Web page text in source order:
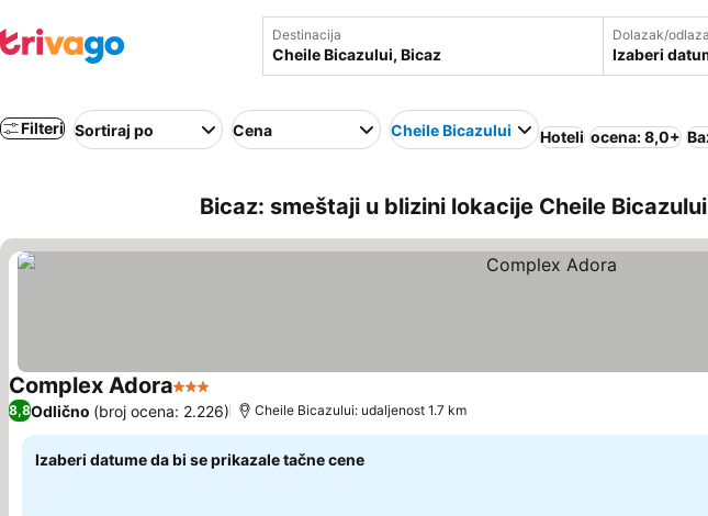
Destinacija Dolazak/
Izaberi
Filteri Sortiraj po Cena Cheile Bicazului Hoteli ocena: 8,0+
Bicaz: smeštaji u blizini lokacije Cheile
Complex Adora3 Zvezdice
8,8Odlično (broj ocena: 2.226) Cheile Bicazului: udaljenost 1.7 km
Izaberi datume da bi se prikazale tačne cene